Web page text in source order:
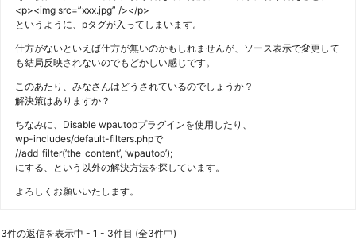
<p><img src=”xxx.jpg” /></p>
というように、pタグが入ってしまいます。
仕方がないといえば仕方が無いのかもしれませんが、ソース表示で変更して
も結局反映されないのでもどかしい感じです。
このあたり、みなさんはどうされているのでしょうか？
解決策はありますか？
ちなみに、Disable wpautopプラグインを使用したり、
wp-includes/default-filters.phpで
//add_filter(’the_content’, ‘wpautop’);
にする、という以外の解決方法を探しています。
よろしくお願いいたします。
3件の返信を表示中 - 1 - 3件目 (全3件中)